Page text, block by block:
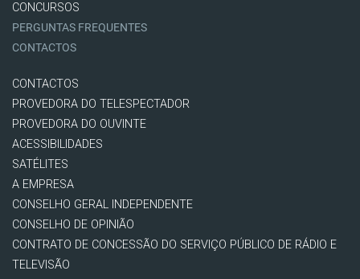
CONCURSOS
PERGUNTAS FREQUENTES
CONTACTOS
CONTACTOS
PROVEDORA DO TELESPECTADOR
PROVEDORA DO OUVINTE
ACESSIBILIDADES
SATÉLITES
A EMPRESA
CONSELHO GERAL INDEPENDENTE
CONSELHO DE OPINIÃO
CONTRATO DE CONCESSÃO DO SERVIÇO PÚBLICO DE RÁDIO E
TELEVISÃO